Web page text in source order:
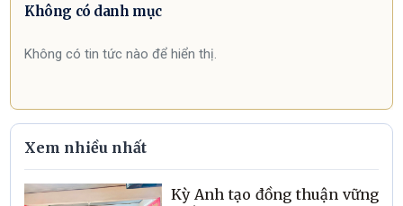
Không có danh mục
Không có tin tức nào để hiển thị.
Xem nhiều nhất
Kỳ Anh tạo đồng thuận vững